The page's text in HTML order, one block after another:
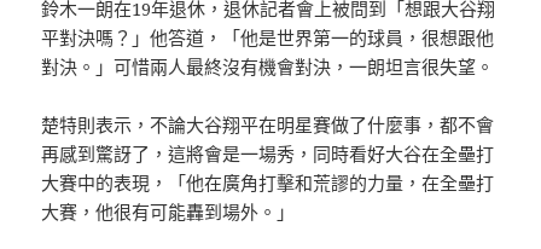
鈴木一朗在19年退休，退休記者會上被問到「想跟大谷翔
平對決嗎？」他答道，「他是世界第一的球員，很想跟他
對決。」可惜兩人最終沒有機會對決，一朗坦言很失望。
楚特則表示，不論大谷翔平在明星賽做了什麼事，都不會
再感到驚訝了，這將會是一場秀，同時看好大谷在全壘打
大賽中的表現，「他在廣角打擊和荒謬的力量，在全壘打
大賽，他很有可能轟到場外。」